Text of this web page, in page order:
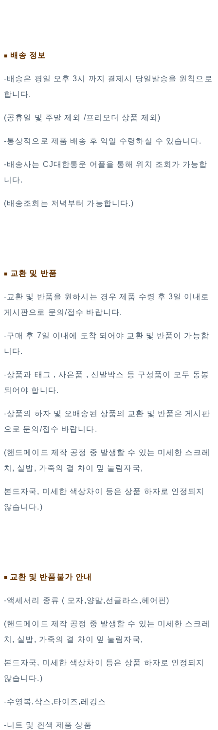
■ 배송 정보
-배송은 평일 오후 3시 까지 결제시 당일발송을 원칙으로
합니다.
(공휴일 및 주말 제외 /프리오더 상품 제외)
-통상적으로 제품 배송 후 익일 수령하실 수 있습니다.
-배송사는 CJ대한통운 어플을 통해 위치 조회가 가능합
니다.
(배송조회는 저녁부터 가능합니다.)
■ 교환 및 반품
-교환 및 반품을 원하시는 경우 제품 수령 후 3일 이내로
게시판으로 문의/접수 바랍니다.
-구매 후 7일 이내에 도착 되어야 교환 및 반품이 가능합
니다.
-상품과 태그 , 사은품 , 신발박스 등 구성품이 모두 동봉
되어야 합니다.
-상품의 하자 및 오배송된 상품의 교환 및 반품은 게시판
으로 문의/접수 바랍니다.
(핸드메이드 제작 공정 중 발생할 수 있는 미세한 스크레
치, 실밥, 가죽의 결 차이 밒 눌림자국,
본드자국, 미세한 색상차이 등은 상품 하자로 인정되지
않습니다.)
■ 교환 및 반품불가 안내
-액세서리 종류 ( 모자,양말,선글라스,헤어핀)
(핸드메이드 제작 공정 중 발생할 수 있는 미세한 스크레
치, 실밥, 가죽의 결 차이 밒 눌림자국,
본드자국, 미세한 색상차이 등은 상품 하자로 인정되지
않습니다.)
-수영복,삭스,타이즈,레깅스
-니트 및 흰색 제품 상품